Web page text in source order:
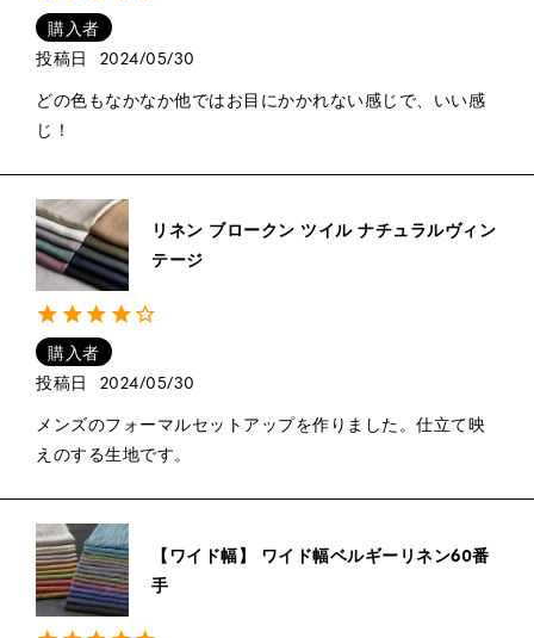
購入者
投稿日
2024/05/30
どの色もなかなか他ではお目にかかれない感じで、いい感
じ！
リネン ブロークン ツイル ナチュラルヴィン
テージ
購入者
投稿日
2024/05/30
メンズのフォーマルセットアップを作りました。仕立て映
えのする生地です。
【ワイド幅】 ワイド幅ベルギーリネン60番
手